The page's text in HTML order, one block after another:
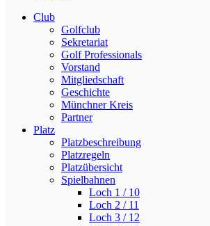
Club
Golfclub
Sekretariat
Golf Professionals
Vorstand
Mitgliedschaft
Geschichte
Münchner Kreis
Partner
Platz
Platzbeschreibung
Platzregeln
Platzübersicht
Spielbahnen
Loch 1 / 10
Loch 2 / 11
Loch 3 / 12